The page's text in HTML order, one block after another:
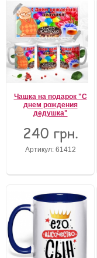
Чашка на подарок "С
днем рождения
дедушка"
240 грн.
Артикул: 61412